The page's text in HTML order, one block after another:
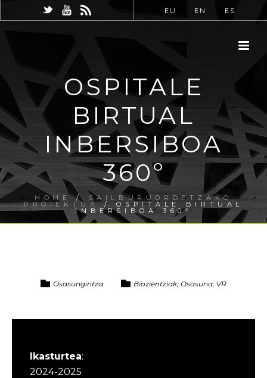
EU EN ES
OSPITALE
BIRTUAL
INBERSIBOA
360º
HOME/ SAILBURUORDETZAKO
PROIEKTUA/ OSPITALE BIRTUAL
INBERSIBOA 360º
Osasungintza Biozientziak, Osasuna, VR
Ikasturtea:
2024-2025